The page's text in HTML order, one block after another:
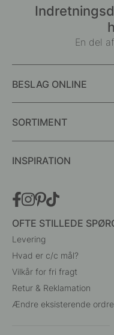
En del
BESLAG ONLINE
SORTIMENT
INSPIRATION
OFTE STILLEDE
Levering
Hvad er c/c mål?
Vilkår for fri fragt
Retur & Reklamation
Ændre eksisterende ordre